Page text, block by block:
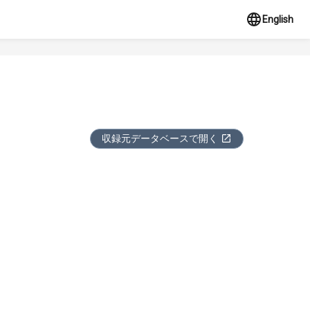
English
収録元データベースで開く